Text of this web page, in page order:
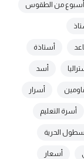
أسبوع من الطقوس
أستاذة
أسد
أسرار
أسرة التعليم
أسطول الحرية
أسعار